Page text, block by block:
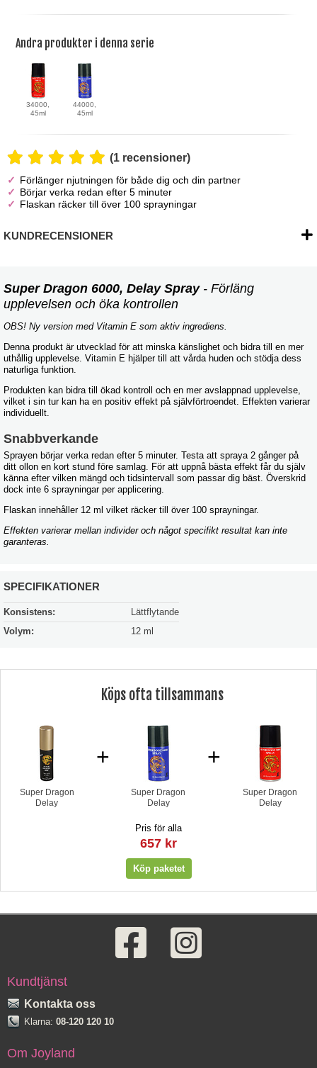
Andra produkter i denna serie
34000,
45ml
44000,
45ml
(1 recensioner)
Förlänger njutningen för både dig och din partner
Börjar verka redan efter 5 minuter
Flaskan räcker till över 100 sprayningar
KUNDRECENSIONER
Super Dragon 6000, Delay Spray- Förläng
upplevelsen och öka kontrollen
OBS! Ny version med Vitamin E som aktiv ingrediens.
Denna produkt är utvecklad för att minska känslighet och bidra till en mer
uthållig upplevelse. Vitamin E hjälper till att vårda huden och stödja dess
naturliga funktion.
Produkten kan bidra till ökad kontroll och en mer avslappnad upplevelse,
vilket i sin tur kan ha en positiv effekt på självförtroendet. Effekten varierar
individuellt.
Snabbverkande
Sprayen börjar verka redan efter 5 minuter. Testa att spraya 2 gånger på
ditt ollon en kort stund före samlag. För att uppnå bästa effekt får du själv
känna efter vilken mängd och tidsintervall som passar dig bäst. Överskrid
dock inte 6 sprayningar per applicering.
Flaskan innehåller 12 ml vilket räcker till över 100 sprayningar.
Effekten varierar mellan individer och något specifikt resultat kan inte
garanteras.
SPECIFIKATIONER
Konsistens:
Lättflytande
Volym:
12 ml
Köps ofta tillsammans
Super Dragon
Delay
+
Super Dragon
Delay
+
Super Dragon
Delay
Pris för alla
657 kr
Kundtjänst
Kontakta oss
Klarna: 08-120 120 10
Om Joyland